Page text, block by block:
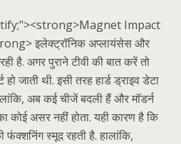
Impact
इलेक्ट्रॉनिक अप्लायंसेस और
है. अगर पुराने टीवी की बात करें तो
जाती थी. इसी तरह हार्ड ड्राइव डेटा
अब कई चीजें बदली हैं और मॉडर्न
कोई असर नहीं होता. यही कारण है कि
स्मूद रहती है. हालांकि,